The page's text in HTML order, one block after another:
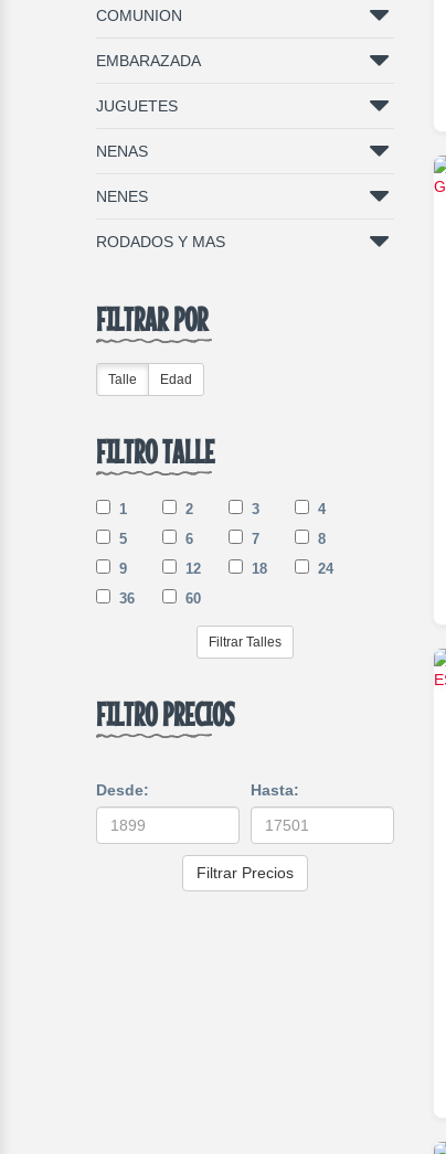
COMUNION
EMBARAZADA
JUGUETES
NENAS
NENES
RODADOS Y MAS
FILTRAR POR
Talle Edad
FILTRO TALLE
1 2 3
4
5
6 7
8
9
12 18
24
36
60
Filtrar Talles
FILTRO PRECIOS
Desde: Hasta:
Filtrar Precios